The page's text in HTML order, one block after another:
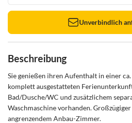
Unverbindlich
Beschreibung
Sie genießen ihren Aufenthalt in einer
komplett ausgestatteten
Bad/Dusche/WC und zusätzlichem
Waschmaschine vorhanden.
angrenzendem Anbau-Zimmer.